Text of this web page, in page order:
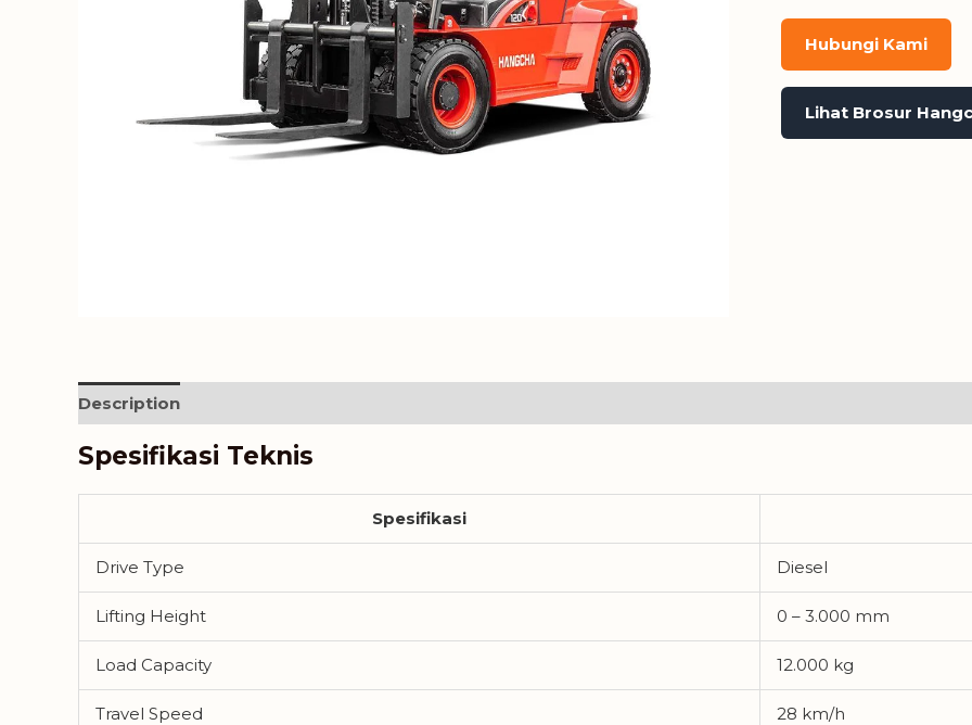
Hubungi Kami
Lihat Brosur
Description
Spesifikasi Teknis
Spesifikasi
Drive Type Diesel
Lifting Height 0 – 3.000 mm
Load Capacity 12.000 kg
Travel Speed 28 km/h